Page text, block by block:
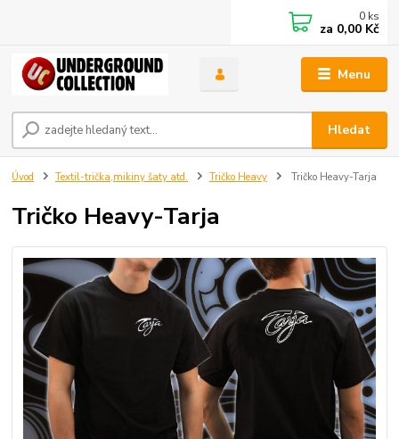
Menu
Hledat
0 ks
za 0,00 Kč
Úvod Textil-trička,mikiny šaty atd. Tričko Heavy Tričko Heavy-Tarja
Tričko Heavy-Tarja